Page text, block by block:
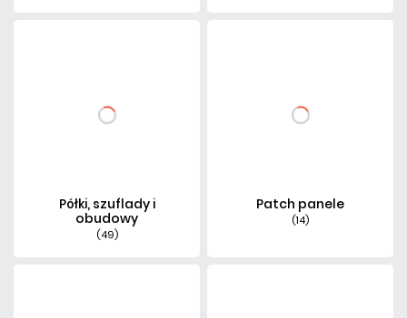
Półki, szuflady i
obudowy
(49)
Patch panele
(14)